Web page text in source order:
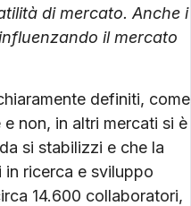
di mercato. Anche i
il mercato
definiti, come
non, in altri mercati si è
si stabilizzi e che la
in ricerca e sviluppo
14.600 collaboratori,